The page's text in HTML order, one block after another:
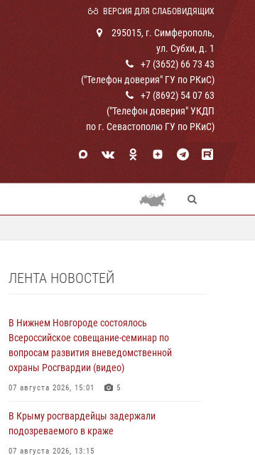
ВЕРСИЯ ДЛЯ СЛАБОВИДЯЩИХ
295015, г. Симферополь,
ул. Субхи, д. 1
+7 (3652) 66 73 43
("Телефон доверия" ГУ по РКиС)
+7 (8692) 54 07 63
("Телефон доверия" УКДП
по г. Севастополю ГУ по РКиС)
ЛЕНТА НОВОСТЕЙ
В Нижнем Новгороде состоялось
Всероссийское совещание-семинар по
вопросам развития вневедомственной
охраны Росгвардии (видео)
07 августа 2026, 15:01 5
В Крыму росгвардейцы задержали
подозреваемого в краже
07 августа 2026, 13:15